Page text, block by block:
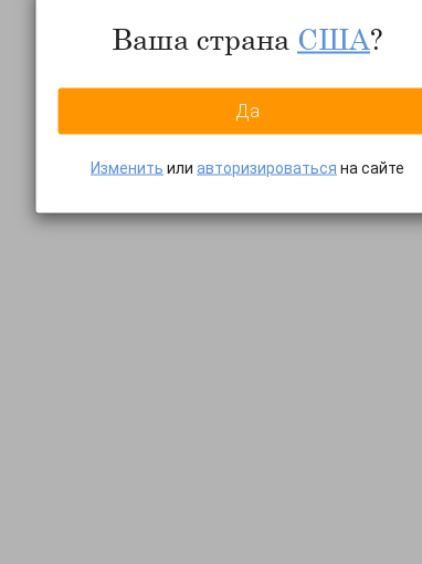
Ваша страна США?
Да
Изменить или авторизироваться на сайте